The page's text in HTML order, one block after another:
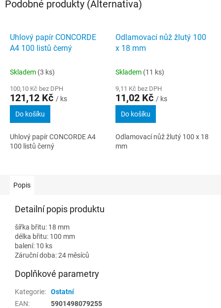
Podobné produkty (Alternativa)
Uhlový papír CONCORDE
A4 100 listů černý
Skladem (3 ks)
100,10 Kč bez DPH
121,12 Kč / ks
Do košíku
Uhlový papír CONCORDE A4
100 listů černý
Odlamovací nůž žlutý 100
x 18 mm
Skladem (11 ks)
9,11 Kč bez DPH
11,02 Kč / ks
Do košíku
Odlamovací nůž žlutý 100 x 18
mm
Popis
Detailní popis produktu
šířka břitu: 18 mm
délka břitu: 100 mm
balení: 10 ks
Záruční doba: 24 měsíců
Doplňkové parametry
Kategorie:
Ostatní
EAN: 5901498079255